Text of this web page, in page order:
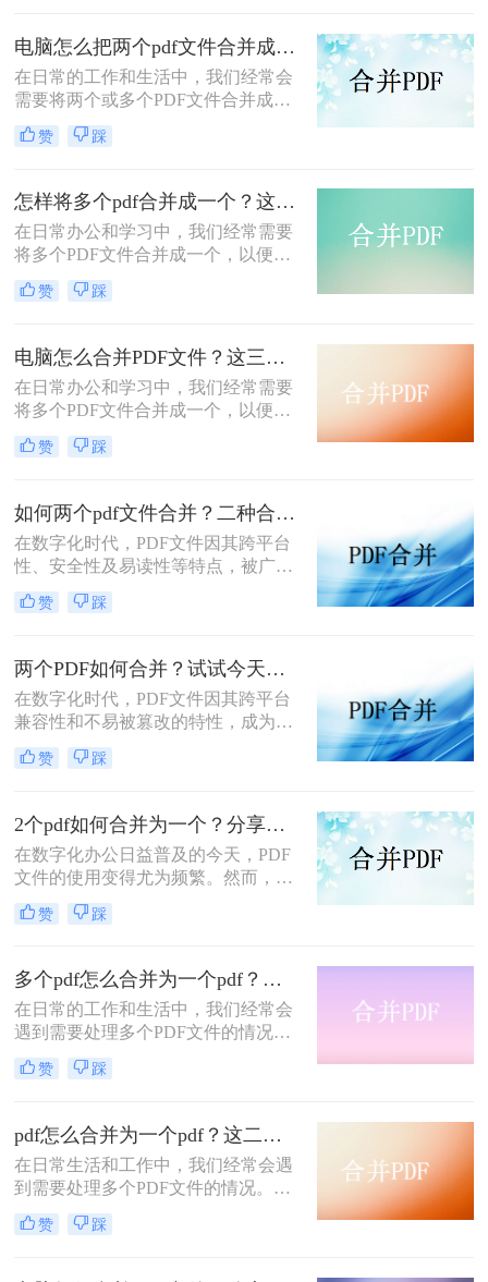
几种实用的方法，帮助你轻松实现多
个PDF文件的合并。
电脑怎么把两个pdf文件合并成一个？这二招分分钟解决！
在日常的工作和生活中，我们经常会
需要将两个或多个PDF文件合并成一
个，以便于分享、保存或打印。本文
将详细介绍电脑怎么把两个pdf文件合
务。
赞 踩
怎样将多个pdf合并成一个？这三种操作方法十分简单!
​在日常办公和学习中，我们经常需要
将多个PDF文件合并成一个，以便于
管理和分享。那么怎样将多个pdf合并
成一个呢？本文将介绍三种将多个
高效完成文件整合。
赞 踩
电脑怎么合并PDF文件？这三种方法不要错过！
在日常办公和学习中，我们经常需要
将多个PDF文件合并成一个，以便于
统一管理和分享。那么电脑怎么合并
PDF文件呢？本文将介绍几种在电脑
实现文件整合。
赞 踩
如何两个pdf文件合并？二种合并方法任你选择！
在数字化时代，PDF文件因其跨平台
性、安全性及易读性等特点，被广泛
用于各种场景，如工作汇报、学术研
究、资料共享等。然而，有时我们需
于统一管理和传阅。本文将详细介绍
如何两个pdf文件合并，帮助您轻松完
成这一任务。
赞 踩
两个PDF如何合并？试试今天这两个方法！
在数字化时代，PDF文件因其跨平台
兼容性和不易被篡改的特性，成为了
我们工作、学习和生活中不可或缺的
一部分。然而，有时候我们需要将两
更好地管理和分享信息。那么，两个
PDF如何合并呢？本文将为您介绍几
种常见且实用的方法。
赞 踩
2个pdf如何合并为一个？分享三种方法帮助你解决！
在数字化办公日益普及的今天，PDF
文件的使用变得尤为频繁。然而，有
时候我们可能会遇到需要将两个或多
个PDF文件合并为一个的情况，以便
2个pdf如何合并为一个呢？本文将为
您详细介绍几种实用的方法。
赞 踩
多个pdf怎么合并为一个pdf？这三种方法可以试一试！
在日常的工作和生活中，我们经常会
遇到需要处理多个PDF文件的情况。
为了方便查阅、分享或存储，将多个
PDF文件合并成一个单独的PDF文件
怎么合并为一个pdf呢？本文将为您介
绍三种实用的方法，帮助您轻松实现
多个PDF文件的合并。
赞 踩
pdf怎么合并为一个pdf？这二种方法都可以合并！
在日常生活和工作中，我们经常会遇
到需要处理多个PDF文件的情况。有
时，为了更方便地查阅、分享或存
储，我们会希望将这些分散的PDF文
赞 踩